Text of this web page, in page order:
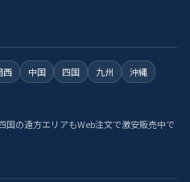
西 中国 四国 九州
沖縄
の遠方エリアもWeb注文で激安販売中で